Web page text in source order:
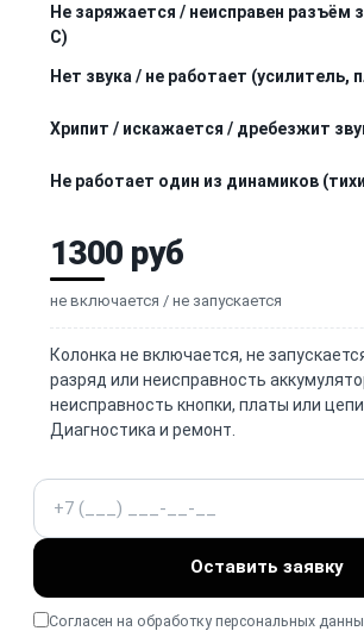
Не заряжается / неисправен разъём
C)
Нет звука / не работает (усилитель,
Хрипит / искажается / дребезжит
Не работает один из динамиков
Не подключается / не видна по
отваливается связь
Не работают кнопки (питание,
воспроизведение)
Гудит / фонит / посторонний шум
Попадание влаги / воды внутрь /
Не работает микрофон (звонки,
помощник)
(дребезг баса)
1300 руб
не включается / не запускается
Колонка не включается, не
разряд или неисправность
неисправность кнопки, платы или цепи
Диагностика и ремонт.
Телефон
Оставить заявку
Согласен на обработку персональных